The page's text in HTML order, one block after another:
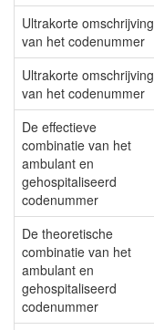
Ultrakorte omschrijving
van het codenummer
Ultrakorte omschrijving
van het codenummer
De effectieve
combinatie van het
ambulant en
gehospitaliseerd
codenummer
De theoretische
combinatie van het
ambulant en
gehospitaliseerd
codenummer